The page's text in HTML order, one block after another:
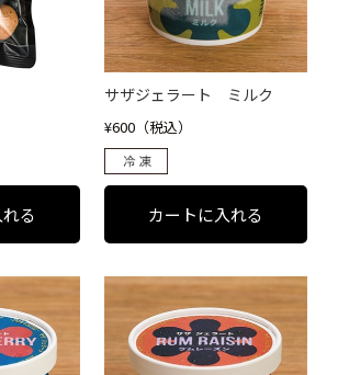
サザジェラート ミルク
¥600（税込）